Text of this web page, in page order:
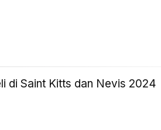
di Saint Kitts dan Nevis 2024